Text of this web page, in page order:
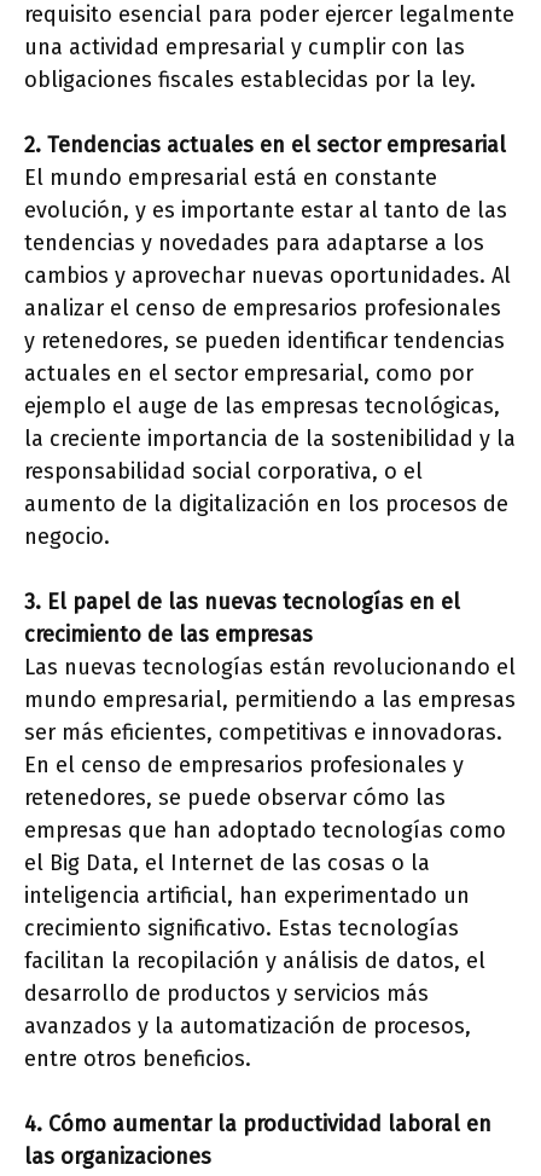
requisito esencial para poder ejercer legalmente
una actividad empresarial y cumplir con las
obligaciones fiscales establecidas por la ley.
2. Tendencias actuales en el sector empresarial
El mundo empresarial está en constante
evolución, y es importante estar al tanto de las
tendencias y novedades para adaptarse a los
cambios y aprovechar nuevas oportunidades. Al
analizar el censo de empresarios profesionales
y retenedores, se pueden identificar tendencias
actuales en el sector empresarial, como por
ejemplo el auge de las empresas tecnológicas,
la creciente importancia de la sostenibilidad y la
responsabilidad social corporativa, o el
aumento de la digitalización en los procesos de
negocio.
3. El papel de las nuevas tecnologías en el
crecimiento de las empresas
Las nuevas tecnologías están revolucionando el
mundo empresarial, permitiendo a las empresas
ser más eficientes, competitivas e innovadoras.
En el censo de empresarios profesionales y
retenedores, se puede observar cómo las
empresas que han adoptado tecnologías como
el Big Data, el Internet de las cosas o la
inteligencia artificial, han experimentado un
crecimiento significativo. Estas tecnologías
facilitan la recopilación y análisis de datos, el
desarrollo de productos y servicios más
avanzados y la automatización de procesos,
entre otros beneficios.
4. Cómo aumentar la productividad laboral en
las organizaciones